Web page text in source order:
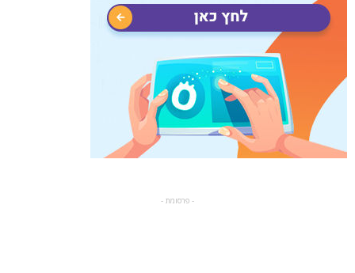
- פרסומת -